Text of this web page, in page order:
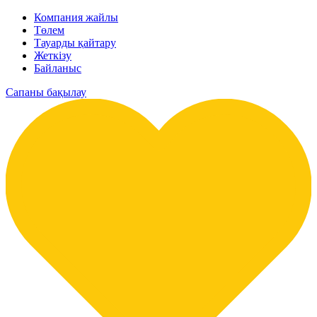
Компания жайлы
Төлем
Тауарды қайтару
Жеткізу
Байланыс
Сапаны бақылау